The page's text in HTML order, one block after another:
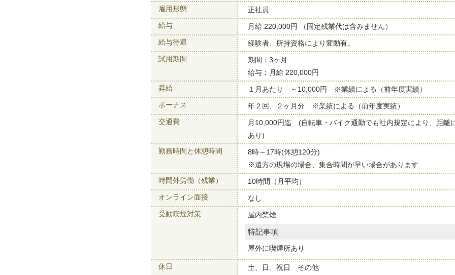
雇用形態
正社員
給与
月給 220,000円 （固定残業代は含みません）
給与待遇
経験者、所持資格により変動有。
試用期間
期間：3ヶ月
給与：月給 220,000円
昇給
１月あたり ～10,000円 ※業績による（前年度実績）
ボーナス
年２回、２ヶ月分 ※業績による（前年度実績）
交通費
月10,000円迄 (自転車・バイク通勤でも社内規定により、距離
あり)
勤務時間と休憩時間
8時～17時(休憩120分)
※遠方の現場の場合、集合時間が早い場合があります
時間外労働（残業）
10時間（月平均）
オンライン面接
なし
受動喫煙対策
屋内禁煙
特記事項
屋外に喫煙所あり
休日
土、日、祝日 その他